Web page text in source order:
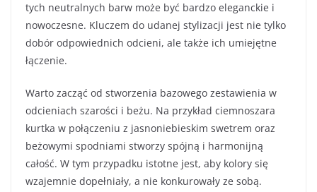
tych neutralnych barw może być bardzo eleganckie i
nowoczesne. Kluczem do udanej stylizacji jest nie tylko
dobór odpowiednich odcieni, ale także ich umiejętne
łączenie.
Warto zacząć od stworzenia bazowego zestawienia w
odcieniach szarości i beżu. Na przykład ciemnoszara
kurtka w połączeniu z jasnoniebieskim swetrem oraz
beżowymi spodniami stworzy spójną i harmonijną
całość. W tym przypadku istotne jest, aby kolory się
wzajemnie dopełniały, a nie konkurowały ze sobą.